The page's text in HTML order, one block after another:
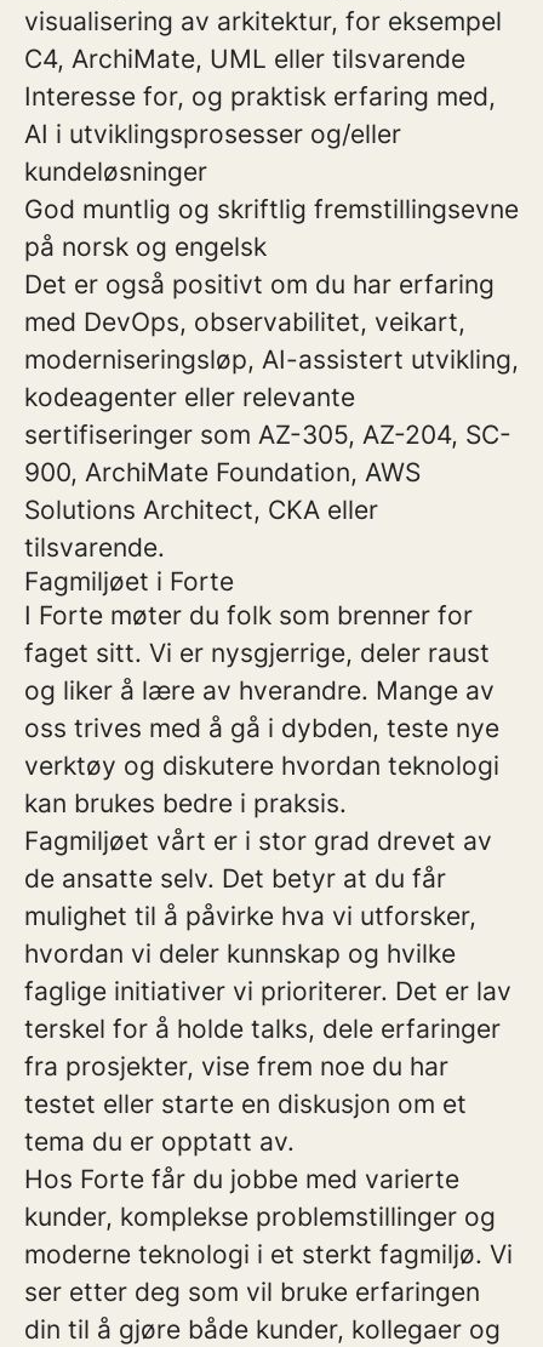
visualisering av arkitektur, for eksempel
C4, ArchiMate, UML eller tilsvarende
Interesse for, og praktisk erfaring med,
AI i utviklingsprosesser og/eller
kundeløsninger
God muntlig og skriftlig fremstillingsevne
på norsk og engelsk
Det er også positivt om du har erfaring
med DevOps, observabilitet, veikart,
moderniseringsløp, AI-assistert utvikling,
kodeagenter eller relevante
sertifiseringer som AZ-305, AZ-204, SC-
900, ArchiMate Foundation, AWS
Solutions Architect, CKA eller
tilsvarende.
Fagmiljøet i Forte
I Forte møter du folk som brenner for
faget sitt. Vi er nysgjerrige, deler raust
og liker å lære av hverandre. Mange av
oss trives med å gå i dybden, teste nye
verktøy og diskutere hvordan teknologi
kan brukes bedre i praksis.
Fagmiljøet vårt er i stor grad drevet av
de ansatte selv. Det betyr at du får
mulighet til å påvirke hva vi utforsker,
hvordan vi deler kunnskap og hvilke
faglige initiativer vi prioriterer. Det er lav
terskel for å holde talks, dele erfaringer
fra prosjekter, vise frem noe du har
testet eller starte en diskusjon om et
tema du er opptatt av.
Hos Forte får du jobbe med varierte
kunder, komplekse problemstillinger og
moderne teknologi i et sterkt fagmiljø. Vi
ser etter deg som vil bruke erfaringen
din til å gjøre både kunder, kollegaer og